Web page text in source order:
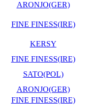
ARONJO(GER)
FINE FINESS(IRE)
KERSY
FINE FINESS(IRE)
SATO(POL)
ARONJO(GER)
FINE FINESS(IRE)